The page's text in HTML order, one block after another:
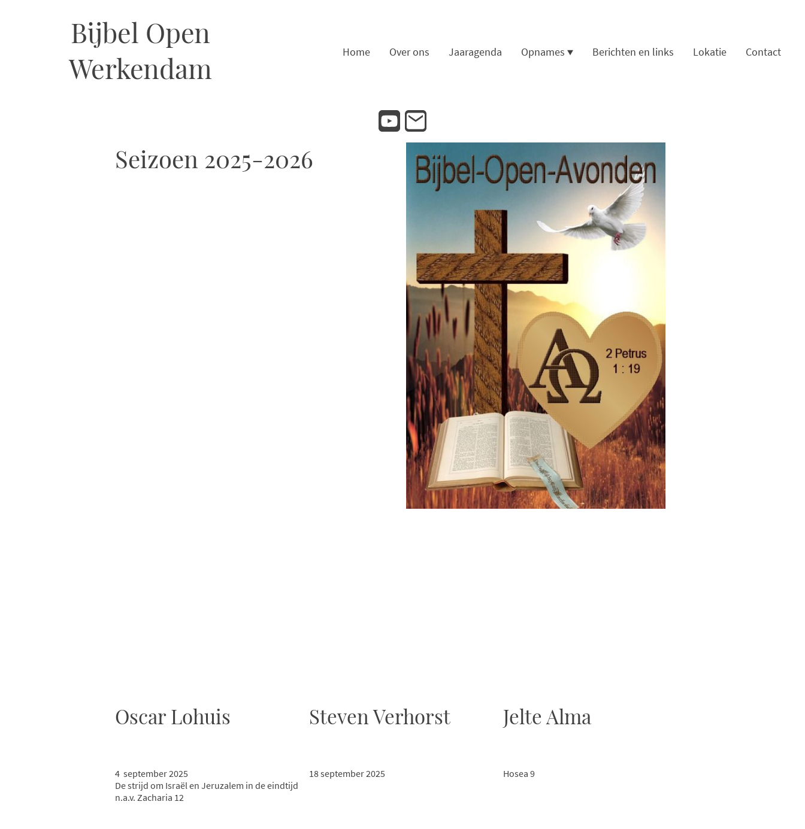
Bijbel Open
Werkendam Home Over ons Jaaragenda Opnames Berichten en links Lokatie Contact
Seizoen 2025-2026
Oscar Lohuis
4 september 2025
De strijd om Israël en Jeruzalem in de eindtijd
n.a.v. Zacharia 12
Steven Verhorst
18 september 2025
Jelte Alma
Hosea 9